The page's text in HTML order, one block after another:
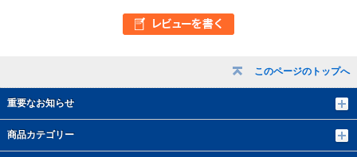
このページのトップへ
重要なお知らせ
商品カテゴリー